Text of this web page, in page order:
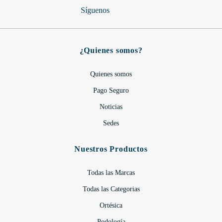
Síguenos
¿Quienes somos?
Quienes somos
Pago Seguro
Noticias
Sedes
Nuestros Productos
Todas las Marcas
Todas las Categorias
Ortésica